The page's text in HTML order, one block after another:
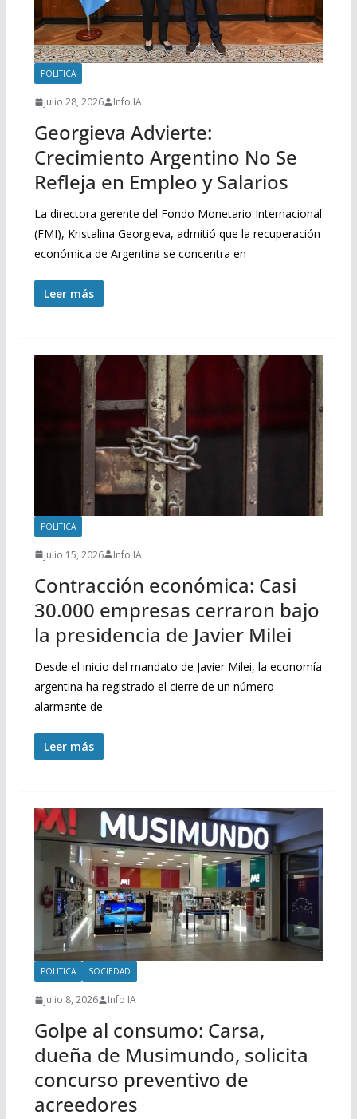
POLITICA
julio 28, 2026 Info IA
Georgieva Advierte:
Crecimiento Argentino No Se
Refleja en Empleo y Salarios
La directora gerente del Fondo Monetario Internacional
(FMI), Kristalina Georgieva, admitió que la recuperación
económica de Argentina se concentra en
Leer más
POLITICA
julio 15, 2026 Info IA
Contracción económica: Casi
30.000 empresas cerraron bajo
la presidencia de Javier Milei
Desde el inicio del mandato de Javier Milei, la economía
argentina ha registrado el cierre de un número
alarmante de
Leer más
POLITICA SOCIEDAD
julio 8, 2026 Info IA
Golpe al consumo: Carsa,
dueña de Musimundo, solicita
concurso preventivo de
acreedores